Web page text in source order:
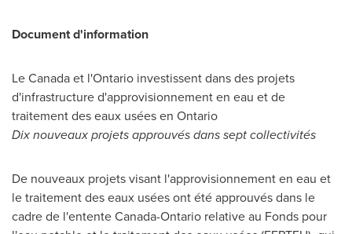
Document d'information
Le Canadaet l'Ontario investissent dans des projets
d'infrastructure d'approvisionnement en eau et de
traitement des eaux usées en Ontario
Dix nouveaux projets approuvés dans sept collectivités
De nouveaux projets visant l'approvisionnement en eau et
le traitement des eaux usées ont été approuvés dans le
cadre de l'entente Canada-Ontario relative au Fonds pour